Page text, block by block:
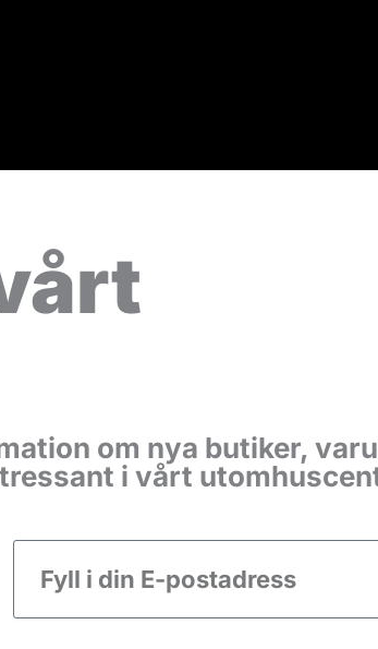
om nya butiker,
i vårt
E-
post